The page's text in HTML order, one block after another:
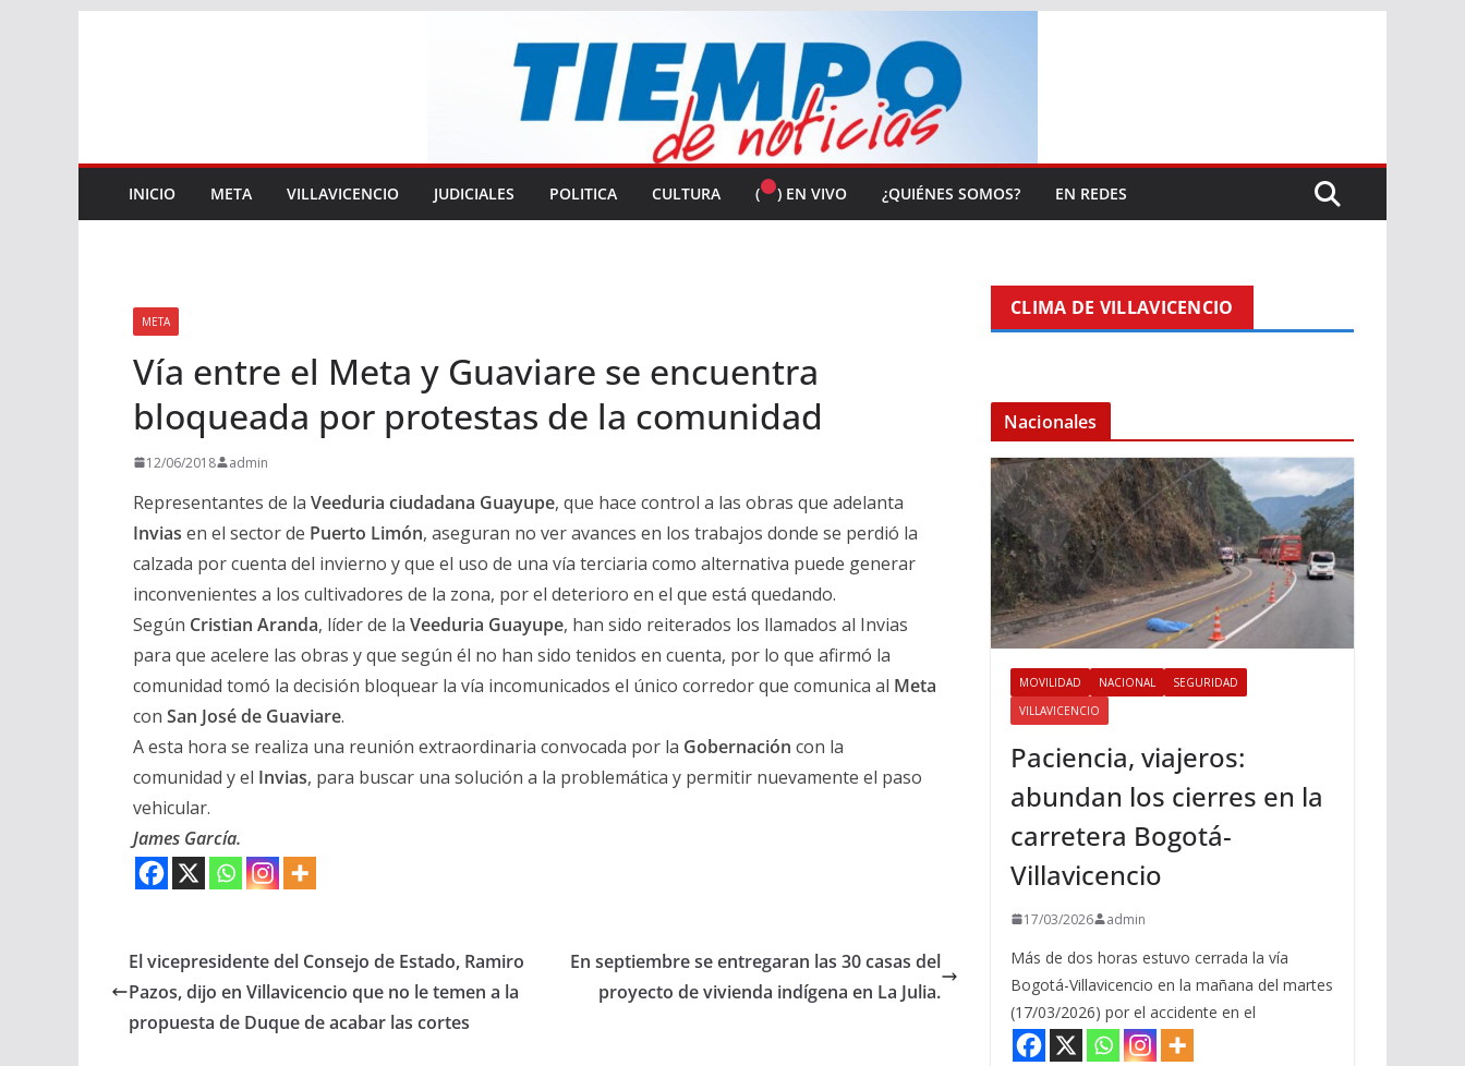
INICIO META VILLAVICENCIO JUDICIALES POLITICA CULTURA ( ) EN VIVO ¿QUIÉNES SOMOS? EN REDES
META
Vía entre el Meta y Guaviare se encuentra
bloqueada por protestas de la comunidad
12/06/2018 admin
Representantes de la Veeduria ciudadana Guayupe, que hace control a las obras que adelanta
Invias en el sector de Puerto Limón, aseguran no ver avances en los trabajos donde se perdió la
calzada por cuenta del invierno y que el uso de una vía terciaria como alternativa puede generar
inconvenientes a los cultivadores de la zona, por el deterioro en el que está quedando.
Según Cristian Aranda, líder de la Veeduria Guayupe, han sido reiterados los llamados al Invias
para que acelere las obras y que según él no han sido tenidos en cuenta, por lo que afirmó la
comunidad tomó la decisión bloquear la vía incomunicados el único corredor que comunica al Meta
con San José de Guaviare.
A esta hora se realiza una reunión extraordinaria convocada por la Gobernación con la
comunidad y el Invias, para buscar una solución a la problemática y permitir nuevamente el paso
vehicular.
James García.
El vicepresidente del Consejo de Estado, Ramiro
Pazos, dijo en Villavicencio que no le temen a la
propuesta de Duque de acabar las cortes
En septiembre se entregaran las 30 casas del
proyecto de vivienda indígena en La Julia.
CLIMA DE VILLAVICENCIO
Nacionales
MOVILIDAD NACIONAL
SEGURIDAD
VILLAVICENCIO
Paciencia, viajeros:
abundan los cierres en la
carretera Bogotá-
Villavicencio
17/03/2026 admin
Más de dos horas estuvo cerrada la vía
Bogotá-Villavicencio en la mañana del martes
(17/03/2026) por el accidente en el